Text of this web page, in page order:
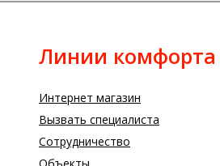
Линии комфорта
Интернет магазин
Вызвать специалиста
Сотрудничество